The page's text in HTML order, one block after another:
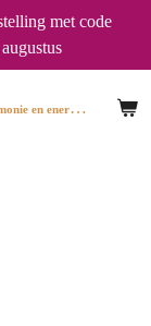
F
eng Shui specialist voor meer rust, harmonie en energie in huis.
met code